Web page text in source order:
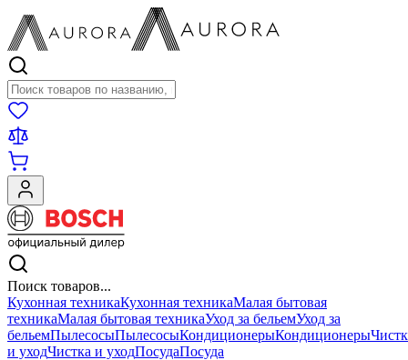
Поиск товаров
Поиск товаров...
Кухонная техникаКухонная техникаМалая бытовая
техникаМалая бытовая техникаУход за бельемУход за
бельемПылесосыПылесосыКондиционерыКондиционеры
и уходЧистка и уходПосудаПосуда